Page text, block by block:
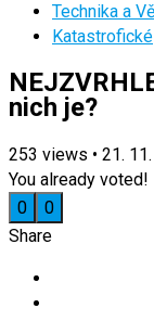
Technika a
Katastrofické
nich je?
253 views • 21.
You already voted!
0
0
Share